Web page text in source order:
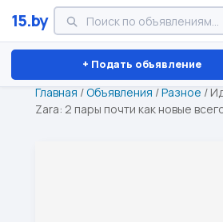
15.by
+ Подать объявление
Минск Витебск Брест
Главная /Объявления /Разное /
Zara: 2 пары почти как новые